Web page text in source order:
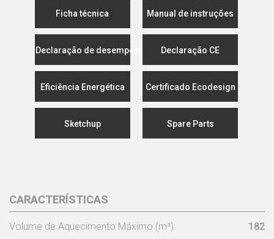
Ficha técnica Manual de instruções
Declaração de desempenho Declaração CE
Eficiência Energética Certificado Ecodesign
Sketchup Spare Parts
CARACTERÍSTICAS
Volume de Aquecimento Máximo (m³) 182